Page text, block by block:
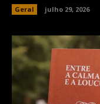
Geral julho 29, 2026